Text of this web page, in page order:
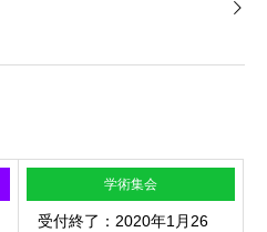
学術集会
受付終了：2020年1月26